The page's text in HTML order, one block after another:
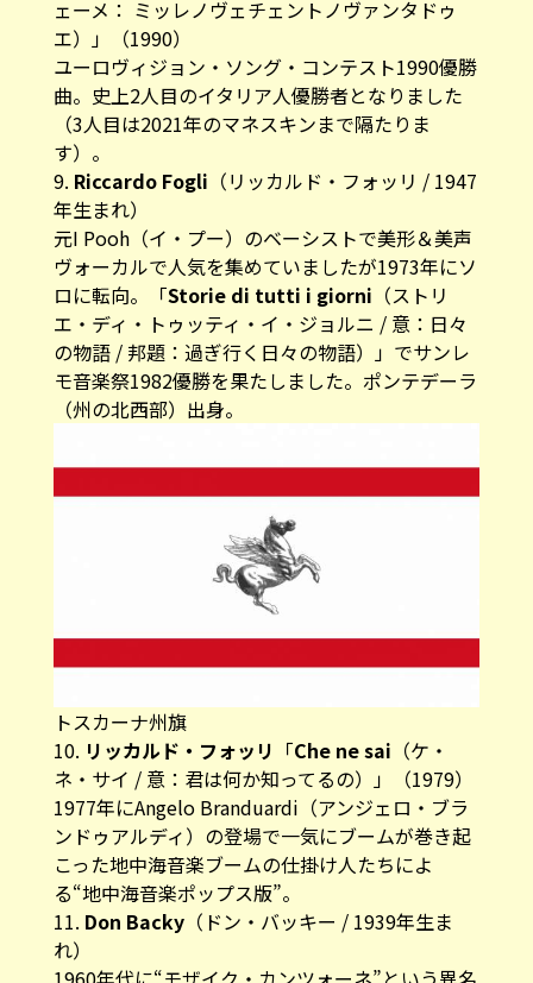
ェーメ： ミッレノヴェチェントノヴァンタドゥ
エ）」（1990）
ユーロヴィジョン・ソング・コンテスト1990優勝
曲。史上2人目のイタリア人優勝者となりました
（3人目は2021年のマネスキンまで隔たりま
す）。
9. Riccardo Fogli （リッカルド・フォッリ / 1947
年生まれ）
元I Pooh（イ・プー）のベーシストで美形＆美声
ヴォーカルで人気を集めていましたが1973年にソ
ロに転向。「Storie di tutti i giorni （ストリ
エ・ディ・トゥッティ・イ・ジョルニ / 意：日々
の物語 / 邦題：過ぎ行く日々の物語）」でサンレ
モ音楽祭1982優勝を果たしました。ポンテデーラ
（州の北西部）出身。
トスカーナ州旗
10. リッカルド・フォッリ 「Che ne sai （ケ・
ネ・サイ / 意：君は何か知ってるの）」（1979）
1977年にAngelo Branduardi（アンジェロ・ブラ
ンドゥアルディ）の登場で一気にブームが巻き起
こった地中海音楽ブームの仕掛け人たちによ
る“地中海音楽ポップス版”。
11. Don Backy（ドン・バッキー / 1939年生ま
れ）